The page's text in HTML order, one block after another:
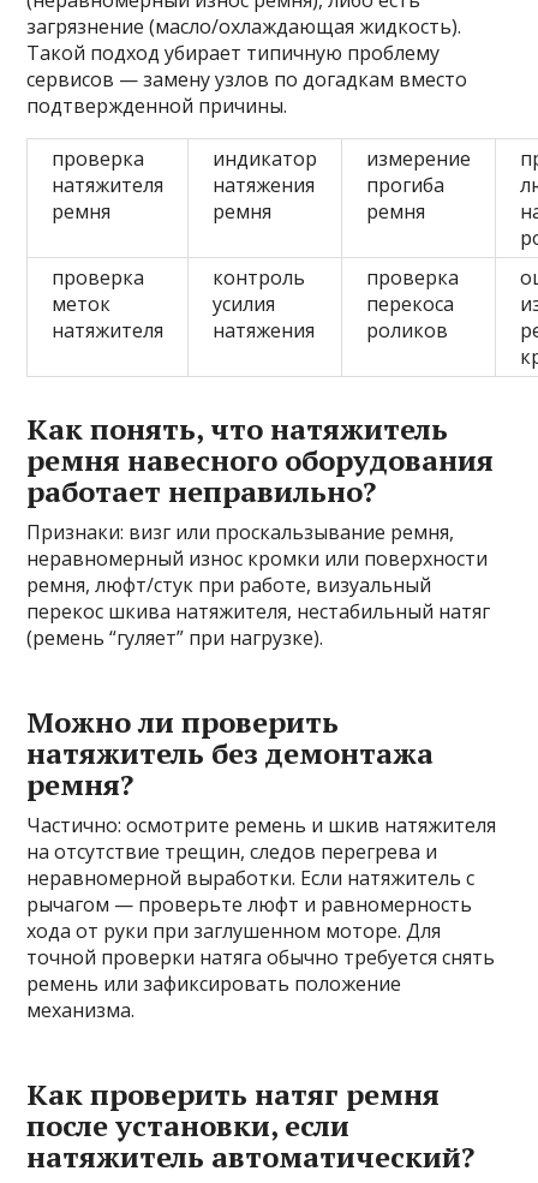
загрязнение (масло/охлаждающая жидкость).
Такой подход убирает типичную проблему
сервисов — замену узлов по догадкам вместо
подтвержденной причины.
проверка
натяжителя
ремня
индикатор
натяжения
ремня
измерение
прогиба
ремня
проверка
меток
натяжителя
контроль
усилия
натяжения
проверка
перекоса
роликов
Как понять, что натяжитель
ремня навесного оборудования
работает неправильно?
Признаки: визг или проскальзывание ремня,
неравномерный износ кромки или поверхности
ремня, люфт/стук при работе, визуальный
перекос шкива натяжителя, нестабильный натяг
(ремень “гуляет” при нагрузке).
Можно ли проверить
натяжитель без демонтажа
ремня?
Частично: осмотрите ремень и шкив натяжителя
на отсутствие трещин, следов перегрева и
неравномерной выработки. Если натяжитель с
рычагом — проверьте люфт и равномерность
хода от руки при заглушенном моторе. Для
точной проверки натяга обычно требуется снять
ремень или зафиксировать положение
механизма.
Как проверить натяг ремня
после установки, если
натяжитель автоматический?